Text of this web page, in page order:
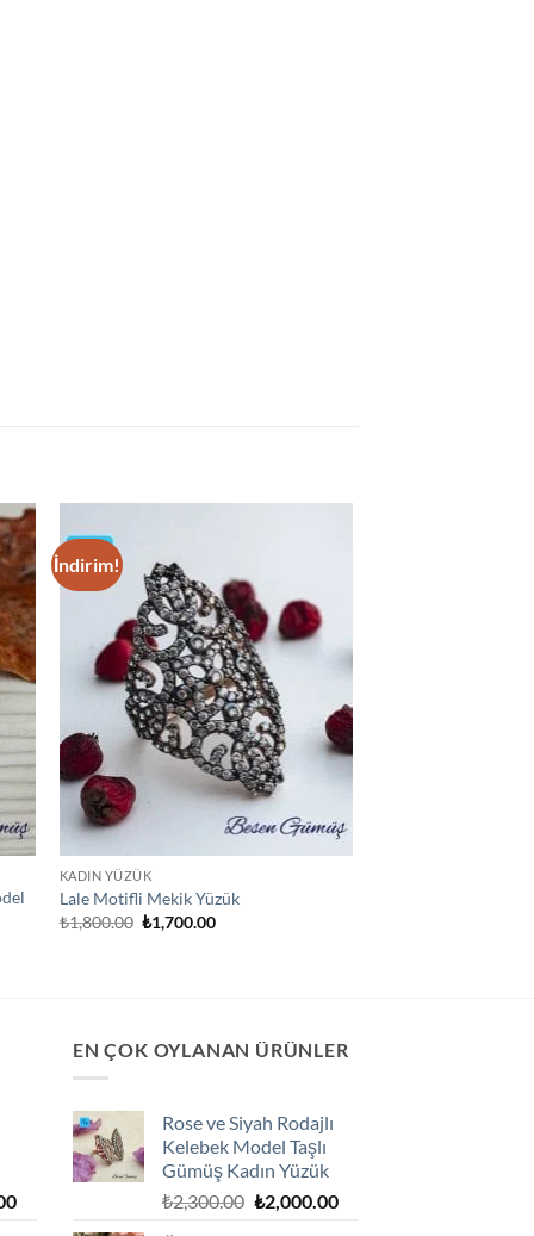
to
İndirim!
KADIN YÜZÜK
Lale Motifli Mekik Yüzük
₺1,800.00 Orijinal
fiyat:
₺1,700.00Şu
Şu
EN ÇOK OYLANAN ÜRÜNLER
Rose ve Siyah Rodajlı
Kelebek Model Taşlı
Gümüş Kadın Yüzük
₺2,300.00 Orijinal
₺2,000.00Şu